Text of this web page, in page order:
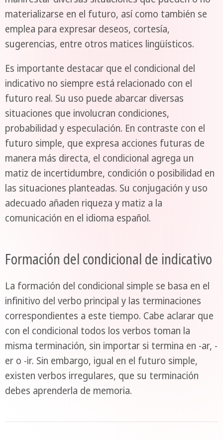
materializarse en el futuro, así como también se
emplea para expresar deseos, cortesía,
sugerencias, entre otros matices lingüísticos.
Es importante destacar que el condicional del
indicativo no siempre está relacionado con el
futuro real. Su uso puede abarcar diversas
situaciones que involucran condiciones,
probabilidad y especulación. En contraste con el
futuro simple, que expresa acciones futuras de
manera más directa, el condicional agrega un
matiz de incertidumbre, condición o posibilidad en
las situaciones planteadas. Su conjugación y uso
adecuado añaden riqueza y matiz a la
comunicación en el idioma español.
Formación del condicional de indicativo
La formación del condicional simple se basa en el
infinitivo del verbo principal y las terminaciones
correspondientes a este tiempo. Cabe aclarar que
con el condicional todos los verbos toman la
misma terminación, sin importar si termina en -ar, -
er o -ir. Sin embargo, igual en el futuro simple,
existen verbos irregulares, que su terminación
debes aprenderla de memoria.